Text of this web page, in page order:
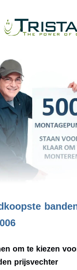
om te kiezen
prijsvechter